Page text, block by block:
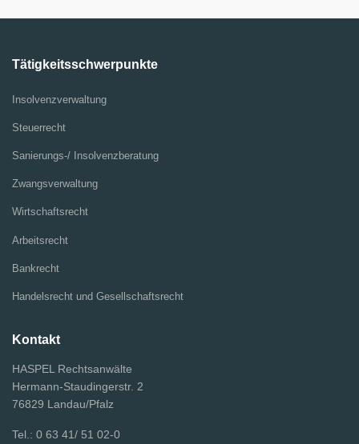
Tätigkeitsschwerpunkte
Insolvenzverwaltung
Steuerrecht
Sanierungs-/ Insolvenzberatung
Zwangsverwaltung
Wirtschaftsrecht
Arbeitsrecht
Bankrecht
Handelsrecht und Gesellschaftsrecht
Kontakt
HASPEL Rechtsanwälte
Hermann-Staudingerstr. 2
76829 Landau/Pfalz
Tel.: 0 63 41/ 51 02-0